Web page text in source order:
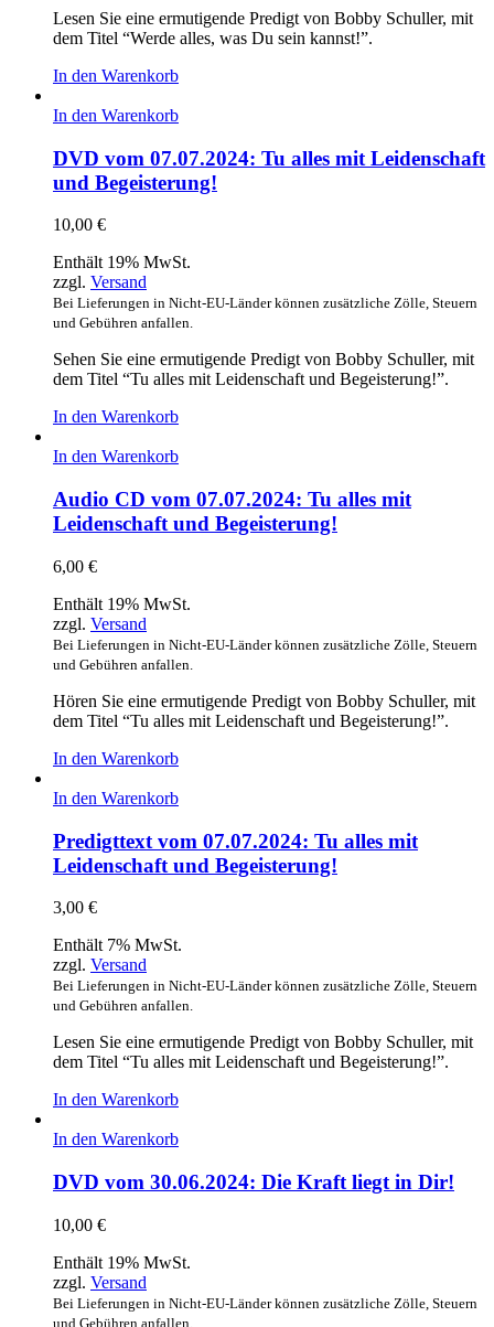
Lesen Sie eine ermutigende Predigt von Bobby Schuller, mit
dem Titel “Werde alles, was Du sein kannst!”.
In den Warenkorb
In den Warenkorb
DVD vom 07.07.2024: Tu alles mit Leidenschaft
und Begeisterung!
10,00 €
Enthält 19% MwSt.
zzgl. Versand
Bei Lieferungen in Nicht-EU-Länder können zusätzliche Zölle, Steuern
und Gebühren anfallen.
Sehen Sie eine ermutigende Predigt von Bobby Schuller, mit
dem Titel “Tu alles mit Leidenschaft und Begeisterung!”.
In den Warenkorb
In den Warenkorb
Audio CD vom 07.07.2024: Tu alles mit
Leidenschaft und Begeisterung!
6,00 €
Enthält 19% MwSt.
zzgl. Versand
Bei Lieferungen in Nicht-EU-Länder können zusätzliche Zölle, Steuern
und Gebühren anfallen.
Hören Sie eine ermutigende Predigt von Bobby Schuller, mit
dem Titel “Tu alles mit Leidenschaft und Begeisterung!”.
In den Warenkorb
In den Warenkorb
Predigttext vom 07.07.2024: Tu alles mit
Leidenschaft und Begeisterung!
3,00 €
Enthält 7% MwSt.
zzgl. Versand
Bei Lieferungen in Nicht-EU-Länder können zusätzliche Zölle, Steuern
und Gebühren anfallen.
Lesen Sie eine ermutigende Predigt von Bobby Schuller, mit
dem Titel “Tu alles mit Leidenschaft und Begeisterung!”.
In den Warenkorb
In den Warenkorb
DVD vom 30.06.2024: Die Kraft liegt in Dir!
10,00 €
Enthält 19% MwSt.
zzgl. Versand
Bei Lieferungen in Nicht-EU-Länder können zusätzliche Zölle, Steuern
und Gebühren anfallen.